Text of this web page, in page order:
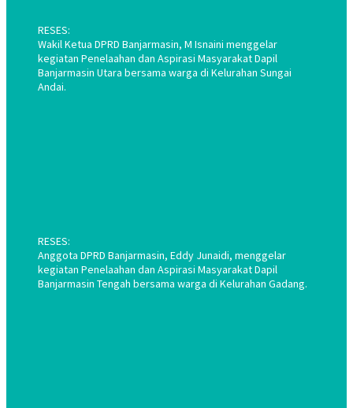
RESES:
Wakil Ketua DPRD Banjarmasin, M Isnaini menggelar
kegiatan Penelaahan dan Aspirasi Masyarakat Dapil
Banjarmasin Utara bersama warga di Kelurahan Sungai
Andai.
RESES:
Anggota DPRD Banjarmasin, Eddy Junaidi, menggelar
kegiatan Penelaahan dan Aspirasi Masyarakat Dapil
Banjarmasin Tengah bersama warga di Kelurahan Gadang.